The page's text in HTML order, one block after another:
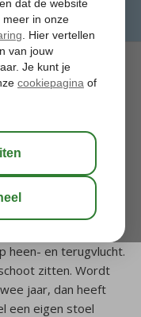
(Dutch)
baby een
heen- en terugvlucht.
zitten. Wordt
jaar, dan heeft
een eigen stoel